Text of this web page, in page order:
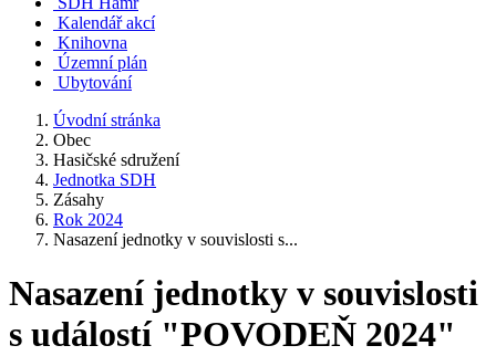
Kalendář akcí
Knihovna
Územní plán
Ubytování
Úvodní stránka
Obec
Hasičské sdružení
Jednotka SDH
Zásahy
Rok 2024
Nasazení jednotky v souvislosti s...
Nasazení jednotky v souvislosti
s událostí "POVODEŇ 2024"